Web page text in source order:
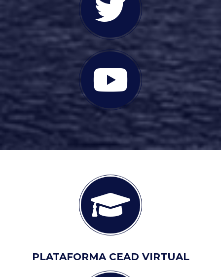
PLATAFORMA CEAD VIRTUAL